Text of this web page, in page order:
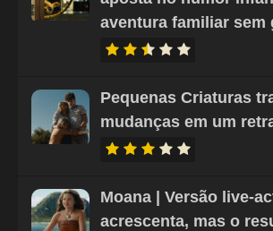
aventura familiar
Pequenas Criaturas
mudanças em um
Moana | Versão live-
acrescenta, mas o